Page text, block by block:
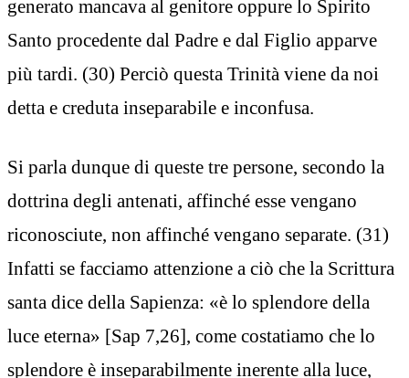
generato mancava al genitore oppure lo Spirito
Santo procedente dal Padre e dal Figlio apparve
più tardi. (30) Perciò questa Trinità viene da noi
detta e creduta inseparabile e inconfusa.
Si parla dunque di queste tre persone, secondo la
dottrina degli antenati, affinché esse vengano
riconosciute, non affinché vengano separate. (31)
Infatti se facciamo attenzione a ciò che la Scrittura
santa dice della Sapienza: «è lo splendore della
luce eterna» [Sap 7,26], come costatiamo che lo
splendore è inseparabilmente inerente alla luce,